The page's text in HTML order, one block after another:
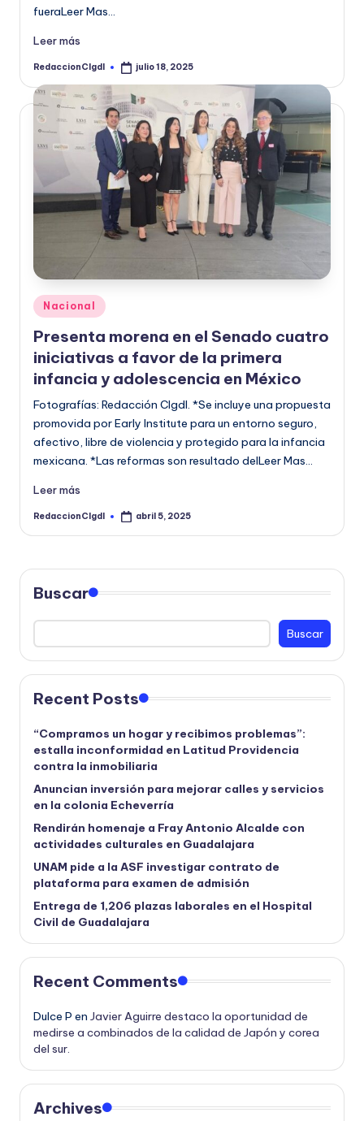
fueraLeer Mas…
Leer más
Publicado
RedaccionCIgdl julio 18, 2025
Publicado
en
Nacional
Presenta morena en el Senado cuatro
iniciativas a favor de la primera
infancia y adolescencia en México
Fotografías: Redacción CIgdl. *Se incluye una propuesta
promovida por Early Institute para un entorno seguro,
afectivo, libre de violencia y protegido para la infancia
mexicana. *Las reformas son resultado delLeer Mas…
Leer más
Publicado
RedaccionCIgdl abril 5, 2025
Buscar
Buscar
Recent Posts
“Compramos un hogar y recibimos problemas”:
estalla inconformidad en Latitud Providencia
contra la inmobiliaria
Anuncian inversión para mejorar calles y servicios
en la colonia Echeverría
Rendirán homenaje a Fray Antonio Alcalde con
actividades culturales en Guadalajara
UNAM pide a la ASF investigar contrato de
plataforma para examen de admisión
Entrega de 1,206 plazas laborales en el Hospital
Civil de Guadalajara
Recent Comments
Dulce P en Javier Aguirre destaco la oportunidad de
medirse a combinados de la calidad de Japón y corea
del sur.
Archives